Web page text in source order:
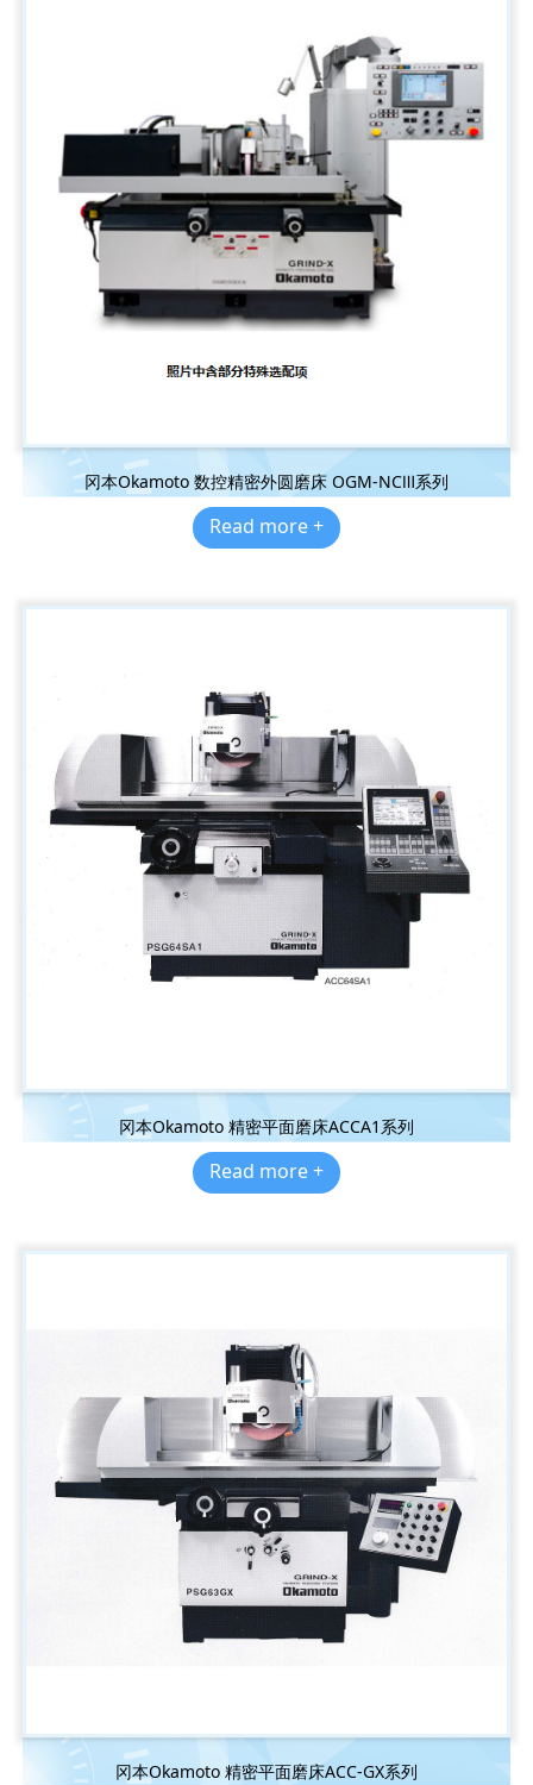
冈本Okamoto 数控精密外圆磨床 OGM-NCⅢ系列
Read more +
冈本Okamoto 精密平面磨床ACCA1系列
Read more +
冈本Okamoto 精密平面磨床ACC-GX系列